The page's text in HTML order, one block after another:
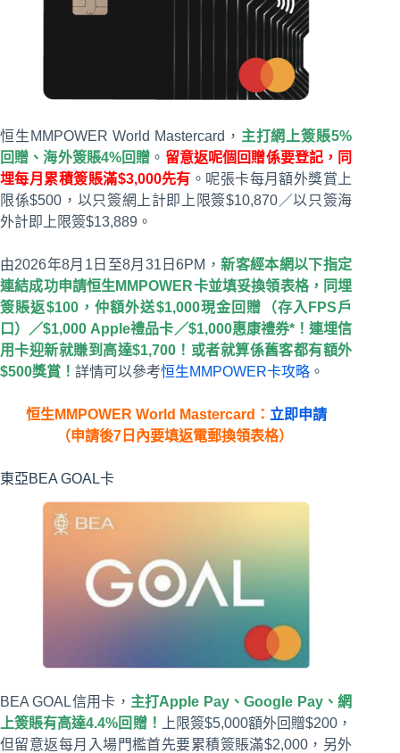
恒生MMPOWER World Mastercard， 主打網上簽賬5%
回贈、海外簽賬4%回贈 。 留意返呢個回贈係要登記，同
埋每月累積簽賬滿$3,000先有 。呢張卡每月額外獎賞上
限係$500，以只簽網上計即上限簽$10,870／以只簽海
外計即上限簽$13,889。
由2026年8月1日至8月31日6PM，新客經本網以下指定
連結成功申請恒生MMPOWER卡並填妥換領表格，同埋
簽賬返$100，仲額外送$1,000現金回贈（存入FPS戶
口）／$1,000 Apple禮品卡／$1,000惠康禮券*！連埋信
用卡迎新就賺到高達$1,700！或者就算係舊客都有額外
$500獎賞！ 詳情可以參考恒生MMPOWER卡攻略 。
恒生MMPOWER World Mastercard： 立即申請
（申請後7日內要填返電郵換領表格）
東亞BEA GOAL卡
BEA GOAL信用卡， 主打Apple Pay、Google Pay、網
上簽賬有高達4.4%回贈！
上限簽$5,000額外回贈$200，
但留意返每月入場門檻首先要累積簽賬滿$2,000，另外